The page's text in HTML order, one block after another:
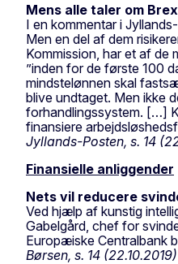
Mens alle taler om
I en kommentar i
Men en del af dem
Kommission, har et af de
”inden for de første 100
mindstelønnen skal
blive undtaget. Men ikke
forhandlingssystem. […]
finansiere
Jyllands-Posten, s. 14
Finansielle anliggender
Nets vil reducere
Ved hjælp af kunstig
Gabelgård, chef for
Europæiske Centralbank
Børsen, s. 14 (22.10.2019)